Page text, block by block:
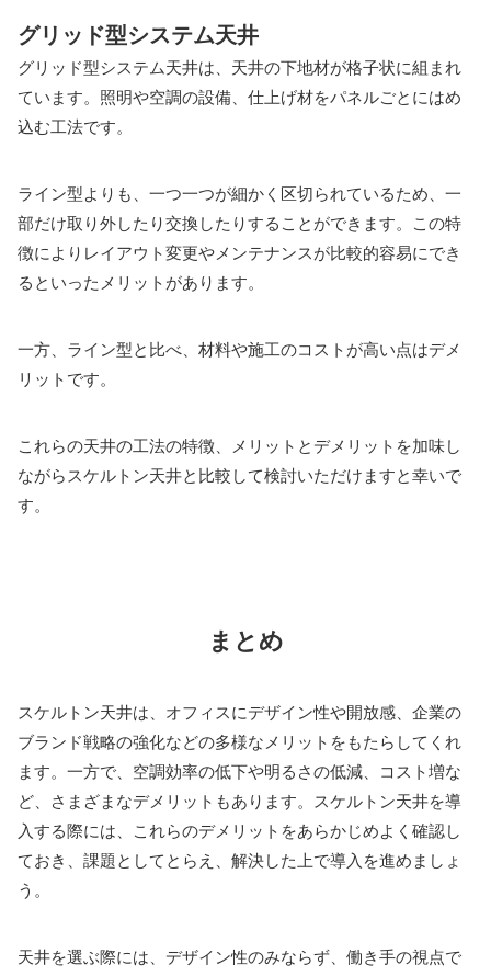
グリッド型システム天井
グリッド型システム天井は、天井の下地材が格子状に組まれ
ています。照明や空調の設備、仕上げ材をパネルごとにはめ
込む工法です。
ライン型よりも、一つ一つが細かく区切られているため、一
部だけ取り外したり交換したりすることができます。この特
徴によりレイアウト変更やメンテナンスが比較的容易にでき
るといったメリットがあります。
一方、ライン型と比べ、材料や施工のコストが高い点はデメ
リットです。
これらの天井の工法の特徴、メリットとデメリットを加味し
ながらスケルトン天井と比較して検討いただけますと幸いで
す。
まとめ
スケルトン天井は、オフィスにデザイン性や開放感、企業の
ブランド戦略の強化などの多様なメリットをもたらしてくれ
ます。一方で、空調効率の低下や明るさの低減、コスト増な
ど、さまざまなデメリットもあります。スケルトン天井を導
入する際には、これらのデメリットをあらかじめよく確認し
ておき、課題としてとらえ、解決した上で導入を進めましょ
う。
天井を選ぶ際には、デザイン性のみならず、働き手の視点で